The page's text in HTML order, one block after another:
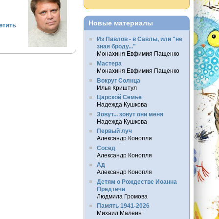
Новые материалы
Из Павлов - в Савлы, или "не
зная броду..."
Монахиня Евфимия Пащенко
Мастера
Монахиня Евфимия Пащенко
Вокруг Солнца
Илья Криштул
Царской Семье
Надежда Кушкова
Зовут... зовут они меня
Надежда Кушкова
Первый луч
Александр Конопля
Сосед
Александр Конопля
Ад
Александр Конопля
Детям о Рождестве Иоанна
Предтечи
Людмила Громова
Память 1941-2026
Михаил Малеин